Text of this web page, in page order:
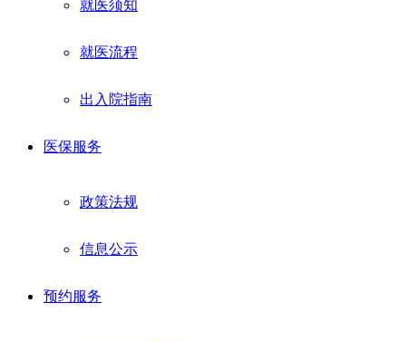
就医须知
就医流程
出入院指南
医保服务
政策法规
信息公示
预约服务